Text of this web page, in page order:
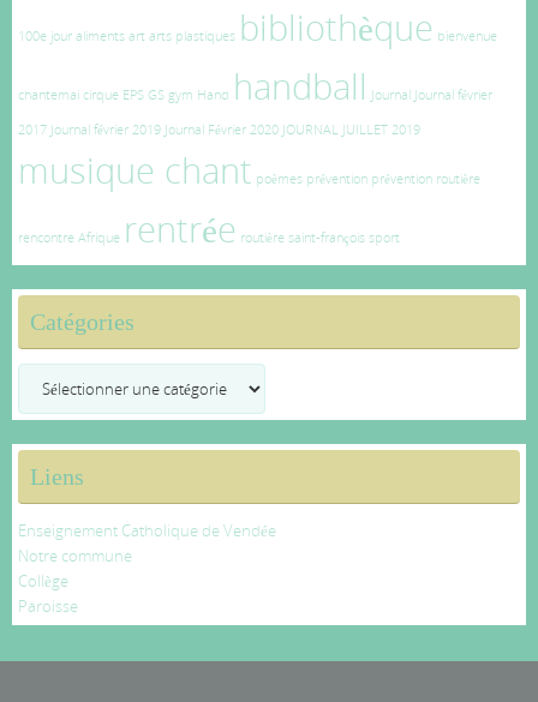
100e jour aliments art arts plastiques bibliothèque bienvenue
chantemai cirque EPS GS gym Hand handball Journal Journal février
2017 Journal février 2019 Journal Février 2020 JOURNAL JUILLET 2019
musique chant poèmes prévention prévention routière
rencontre Afrique rentrée routière saint-françois sport
Catégories
Liens
Enseignement Catholique de Vendée
Notre commune
Collège
Paroisse